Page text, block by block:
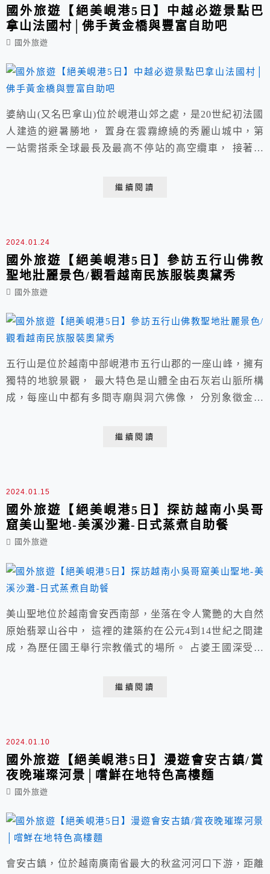
國外旅遊【絕美峴港5日】中越必遊景點巴
拿山法國村│佛手黃金橋與豐富自助吧
國外旅遊
婆納山(又名巴拿山)位於峴港山郊之處，是20世紀初法國
人建造的避暑勝地， 置身在雲霧繚繞的秀麗山城中，第
一站需搭乘全球最長及最高不停站的高空纜車， 接著短
山谷等自然美景， 首先抵達巨手黃金橋天空步道、感嘆
繼續閱讀
2024.01.24
國外旅遊【絕美峴港5日】參訪五行山佛教
聖地壯麗景色/觀看越南民族服裝奧黛秀
國外旅遊
五行山是位於越南中部峴港市五行山郡的一座山峰，擁有
獨特的地貌景觀， 最大特色是山體全由石灰岩山脈所構
成，每座山中都有多間寺廟與洞穴佛像， 分別象徵金、
景點， 建議可搭單程電梯上山，順遊後再步行下山，既
繼續閱讀
2024.01.15
國外旅遊【絕美峴港5日】探訪越南小吳哥
窟美山聖地-美溪沙灘-日式蒸煮自助餐
國外旅遊
美山聖地位於越南會安西南部，坐落在令人驚艷的大自然
原始翡翠山谷中， 這裡的建築約在公元4到14世紀之間建
成，為歷任國王舉行宗教儀式的場所。 占婆王國深受印
稱， 建議安排一至二小時慢慢欣賞、感受這列入世界遺
繼續閱讀
2024.01.10
國外旅遊【絕美峴港5日】漫遊會安古鎮/賞
夜晚璀璨河景│嚐鮮在地特色高樓麵
國外旅遊
會安古鎮，位於越南廣南省最大的秋盆河河口下游，距離